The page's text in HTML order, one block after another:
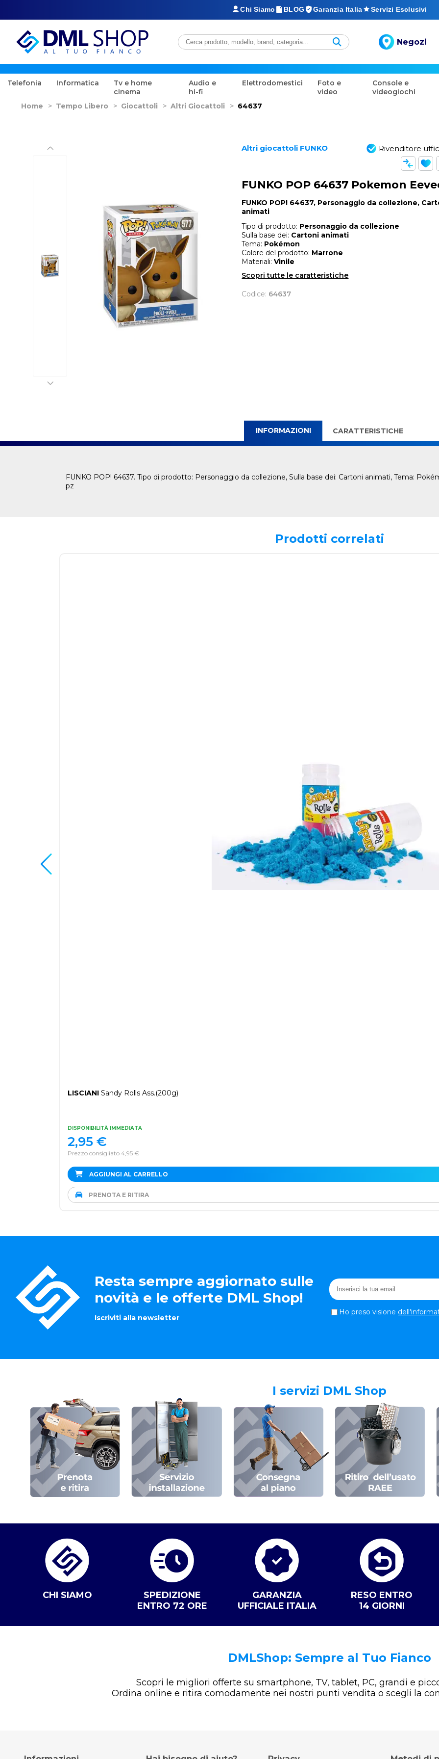
Chi Siamo BLOG Garanzia Italia Servizi Esclusivi
Negozi
Telefonia Informatica
Tv e home
cinema
Audio e
hi-fi
Elettrodomestici
Foto e
video
Console e
videogiochi
Home > Tempo Libero > Giocattoli > Altri Giocattoli > 64637
Altri giocattoli FUNKO Rivenditore
FUNKO POP 64637 Pokemon
FUNKO POP! 64637, Personaggio da collezione,
animati
Tipo di prodotto: Personaggio da collezione
Sulla base dei: Cartoni animati
Tema: Pokémon
Colore del prodotto: Marrone
Materiali:Vinile
Scopri tutte le caratteristiche
Codice: 64637
INFORMAZIONI CARATTERISTICHE
FUNKO POP! 64637. Tipo di prodotto: Personaggio da collezione, Sulla base dei: Cartoni animati, Tema:
pz
Prodotti correlati
LISCIANISandy Rolls Ass.(200g)
DISPONIBILITÀ IMMEDIATA
Prezzo consigliato 4,95 €
2,95 €
AGGIUNGI AL CARRELLO
PRENOTA E RITIRA
Resta sempre aggiornato sulle
novità e le offerte DML Shop!
Iscriviti alla newsletter
Ho preso visione
I servizi DML Shop
CHI SIAMO
SPEDIZIONE
ENTRO 72 ORE
GARANZIA
UFFICIALE ITALIA
RESO ENTRO
14 GIORNI
DMLShop: Sempre al Tuo Fianco
Scopri le migliori offerte su smartphone, TV, tablet, PC, grandi e
Ordina online e ritira comodamente nei nostri punti vendita o scegli la